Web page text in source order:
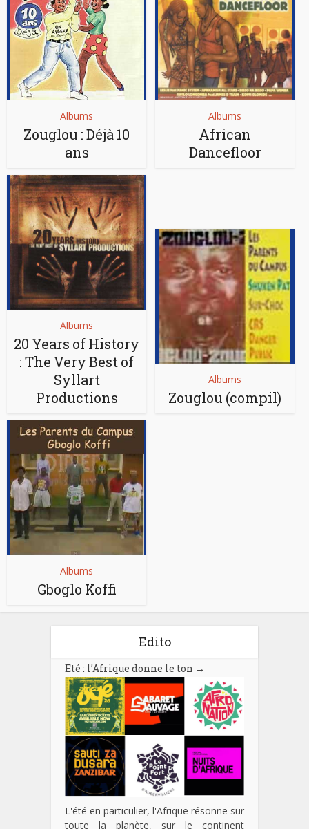
Albums
Zouglou : Déjà 10
ans
Albums
African
Dancefloor
Albums
20 Years of History
: The Very Best of
Syllart
Productions
Albums
Zouglou (compil)
Albums
Gboglo Koffi
Edito
Eté : l’Afrique donne le ton →
L'été en particulier, l'Afrique résonne sur
toute la planète, sur le continent